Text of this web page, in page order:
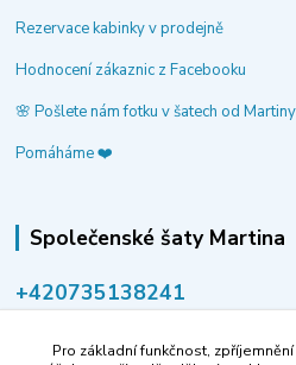
Rezervace kabinky v prodejně
Hodnocení zákaznic z Facebooku
🌸 Pošlete nám fotku v šatech od
Pomáháme ❤️
Společenské šaty Martina
‭+420735138241
Pro základní funkčnost,